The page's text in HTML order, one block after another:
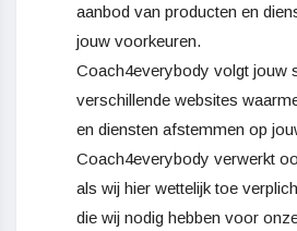
aanbod van producten en
jouw voorkeuren.
Coach4everybody volgt jouw
verschillende websites
en diensten afstemmen op
Coach4everybody verwerkt
als wij hier wettelijk toe
die wij nodig hebben voor